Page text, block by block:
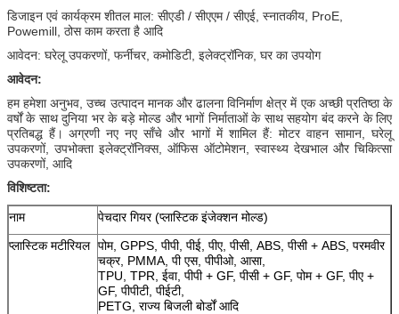
डिजाइन एवं कार्यक्रम शीतल माल: सीएडी / सीएएम / सीएई, स्नातकीय, ProE,
Powemill, ठोस काम करता है आदि
आवेदन: घरेलू उपकरणों, फर्नीचर, कमोडिटी, इलेक्ट्रॉनिक, घर का उपयोग
आवेदन:
हम हमेशा अनुभव, उच्च उत्पादन मानक और ढालना विनिर्माण क्षेत्र में एक अच्छी प्रतिष्ठा के
वर्षों के साथ दुनिया भर के बड़े मोल्ड और भागों निर्माताओं के साथ सहयोग बंद करने के लिए
प्रतिबद्ध हैं। अग्रणी नए नए साँचे और भागों में शामिल हैं: मोटर वाहन सामान, घरेलू
उपकरणों, उपभोक्ता इलेक्ट्रॉनिक्स, ऑफिस ऑटोमेशन, स्वास्थ्य देखभाल और चिकित्सा
उपकरणों, आदि
विशिष्टता:
नाम
पेचदार गियर (प्लास्टिक इंजेक्शन मोल्ड)
प्लास्टिक मटीरियल पोम, GPPS, पीपी, पीई, पीए, पीसी, ABS, पीसी + ABS, परमवीर
चक्र, PMMA, पी एस, पीपीओ, आसा,
TPU, TPR, ईवा, पीपी + GF, पीसी + GF, पोम + GF, पीए +
GF, पीपीटी, पीईटी,
PETG, राज्य बिजली बोर्डों आदि